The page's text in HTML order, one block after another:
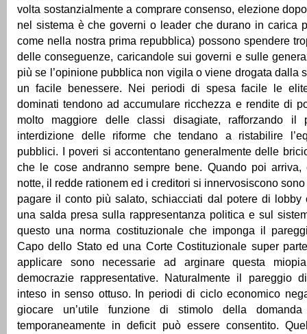
volta sostanzialmente a comprare consenso, elezione
nel sistema è che governi o leader che durano in carica
come nella nostra prima repubblica) possono spendere
delle conseguenze, caricandole sui governi e sulle
più se l’opinione pubblica non vigila o viene drogata dalla
un facile benessere. Nei periodi di spesa facile le
dominati tendono ad accumulare ricchezza e rendite di
molto maggiore delle classi disagiate, rafforzando il
interdizione delle riforme che tendano a ristabilire
pubblici. I poveri si accontentano generalmente delle
che le cose andranno sempre bene. Quando poi
notte, il redde rationem ed i creditori si innervosiscono
pagare il conto più salato, schiacciati dal potere di lobby
una salda presa sulla rappresentanza politica e sul
questo una norma costituzionale che imponga il
Capo dello Stato ed una Corte Costituzionale super
applicare sono necessarie ad arginare questa
democrazie rappresentative. Naturalmente il pareggio
inteso in senso ottuso. In periodi di ciclo economico
giocare un’utile funzione di stimolo della
temporaneamente in deficit può essere consentito.